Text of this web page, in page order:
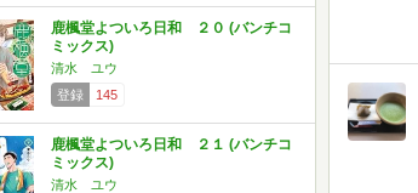
鹿楓堂よついろ日和 ２０ (バンチコ
ミックス)
清水 ユウ
登録
145
鹿楓堂よついろ日和 ２１ (バンチコ
ミックス)
清水 ユウ